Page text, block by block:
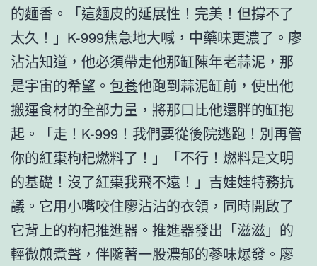
的麵香。「這麵皮的延展性！完美！但撐不了
太久！」K-999焦急地大喊，中藥味更濃了。廖
沾沾知道，他必須帶走他那缸陳年老蒜泥，那
是宇宙的希望。 包養他跑到蒜泥缸前，使出他
搬運食材的全部力量，將那口比他還胖的缸抱
起。「走！K-999！我們要從後院逃跑！別再管
你的紅棗枸杞燃料了！」「不行！燃料是文明
的基礎！沒了紅棗我飛不遠！」吉娃娃特務抗
議。它用小嘴咬住廖沾沾的衣領，同時開啟了
它背上的枸杞推進器。推進器發出「滋滋」的
輕微煎煮聲，伴隨著一股濃郁的蔘味爆發。廖